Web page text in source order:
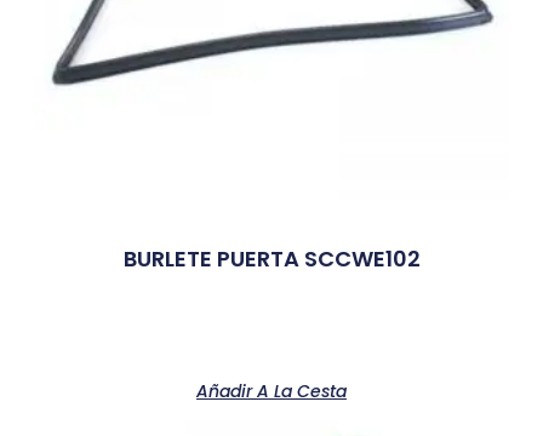
BURLETE PUERTA SCCWE102
Añadir A La Cesta